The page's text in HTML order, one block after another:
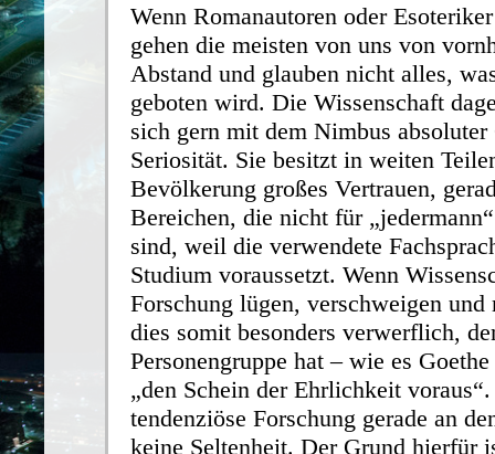
Wenn Romanautoren oder
gehen die meisten von uns von
Abstand und glauben nicht alles,
geboten wird. Die Wissenschaft
sich gern mit dem Nimbus
Seriosität. Sie besitzt in weiten
Bevölkerung großes Vertrauen,
Bereichen, die nicht für
sind, weil die verwendete
Studium voraussetzt. Wenn
Forschung lügen, verschweigen
dies somit besonders verwerflich,
Personengruppe hat – wie es
„den Schein der Ehrlichkeit
tendenziöse Forschung gerade an
keine Seltenheit. Der Grund hierfür